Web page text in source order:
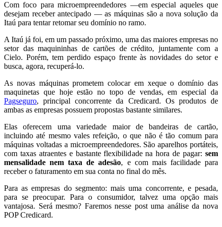
Com foco para microempreendedores —em especial aqueles que
desejam receber antecipado — as máquinas são a nova solução da
Itaú para tentar retomar seu domínio no ramo.
A Itaú já foi, em um passado próximo, uma das maiores empresas no
setor das maquininhas de cartões de crédito, juntamente com a
Cielo. Porém, tem perdido espaço frente às novidades do setor e
busca, agora, recuperá-lo.
As novas máquinas prometem colocar em xeque o domínio das
maquinetas que hoje estão no topo de vendas, em especial da
Pagseguro, principal concorrente da Credicard. Os produtos de
ambas as empresas possuem propostas bastante similares.
Elas oferecem uma variedade maior de bandeiras de cartão,
incluindo até mesmo vales refeição, o que não é tão comum para
máquinas voltadas a microempreendedores. São aparelhos portáteis,
com taxas atraentes e bastante flexibilidade na hora de pagar: sem
mensalidade nem taxa de adesão, e com mais facilidade para
receber o faturamento em sua conta no final do mês.
Para as empresas do segmento: mais uma concorrente, e pesada,
para se preocupar. Para o consumidor, talvez uma opção mais
vantajosa. Será mesmo? Faremos nesse post uma análise da nova
POP Credicard.